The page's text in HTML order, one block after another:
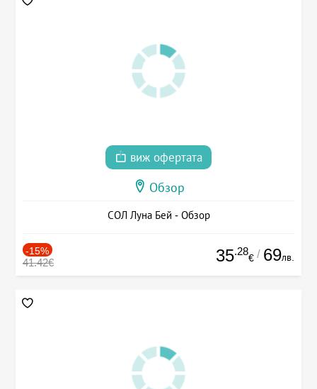
виж офертата
Обзор
СОЛ Луна Бей - Обзор
-15%
41.42€ 35.28
€ / 69лв.